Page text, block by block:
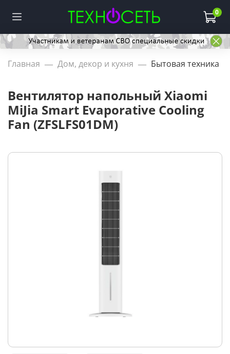
0
Главная Дом, декор и кухня Бытовая техника
Вентилятор напольный Xiaomi
MiJia Smart Evaporative Cooling
Fan (ZFSLFS01DM)